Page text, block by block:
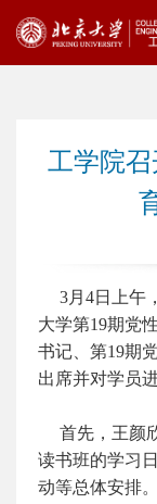
工学院
3月4日上午
大学第19期党
书记、第19期
出席并对学员
首先，王颜
读书班的学习
动等总体安排